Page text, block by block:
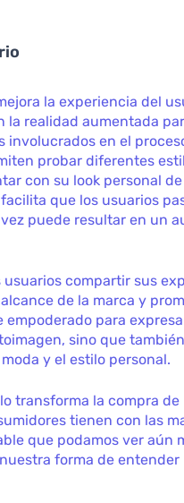
la experiencia del
la realidad aumentada
en el
probar diferentes
con su look personal
facilita que los usuarios
puede resultar en un
compartir sus
de la marca y
para
sino que
y el estilo personal.
transforma la compra de
tienen con las
que podamos ver aún
forma de entender